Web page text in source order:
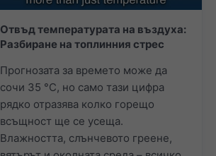
Отвъд температурата на въздуха:
Разбиране на топлинния стрес
Прогнозата за времето може да
сочи 35 °C, но само тази цифра
рядко отразява колко горещо
всъщност ще се усеща.
Влажността, слънчевото греене,